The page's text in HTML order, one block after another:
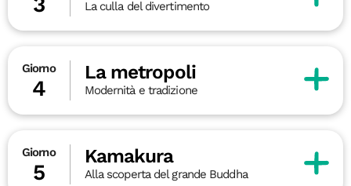
La culla del divertimento
Giorno
4
La metropoli
Modernità e tradizione
Giorno
5
Kamakura
Alla scoperta del grande Buddha